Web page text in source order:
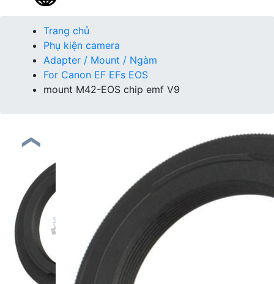
Trang chủ
Phụ kiện camera
Adapter / Mount / Ngàm
For Canon EF EFs EOS
mount M42-EOS chip emf V9
❮